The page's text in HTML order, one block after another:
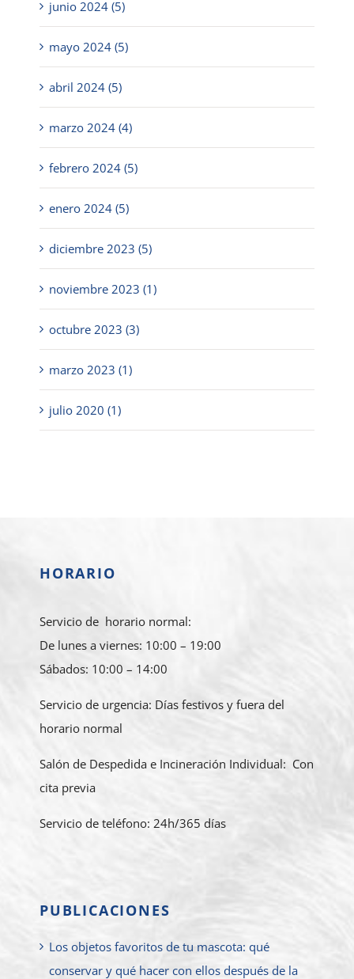
junio 2024 (5)
mayo 2024 (5)
abril 2024 (5)
marzo 2024 (4)
febrero 2024 (5)
enero 2024 (5)
diciembre 2023 (5)
noviembre 2023 (1)
octubre 2023 (3)
marzo 2023 (1)
julio 2020 (1)
HORARIO
Servicio de horario normal:
De lunes a viernes: 10:00 – 19:00
Sábados: 10:00 – 14:00
Servicio de urgencia: Días festivos y fuera del
horario normal
Salón de Despedida e Incineración Individual: Con
cita previa
Servicio de teléfono: 24h/365 días
PUBLICACIONES
Los objetos favoritos de tu mascota: qué
conservar y qué hacer con ellos después de la